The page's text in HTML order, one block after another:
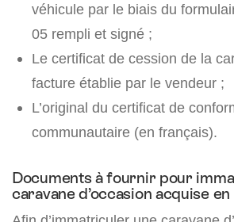
véhicule par le biais du
05 rempli et signé ;
Le certificat de cession de la
facture établie par le vendeur ;
L’original du certificat de
communautaire (en français).
Documents à fournir pour
caravane d’occasion acquise